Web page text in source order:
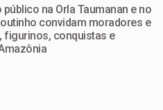
na Orla Taumanan e no
convidam moradores e
figurinos, conquistas e